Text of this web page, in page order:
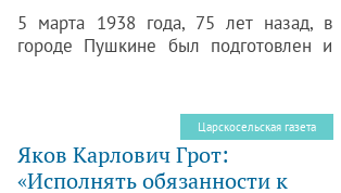
5 марта 1938 года, 75 лет назад, в
городе Пушкине был подготовлен и
«Большевистское слово». И как бы ни
называлась она впоследствии –
«Вперед», «Царскосельская газета» –
она всегда составляла неотъемлемую
Царскосельская газета
Яков Карлович Грот:
«Исполнять обязанности к